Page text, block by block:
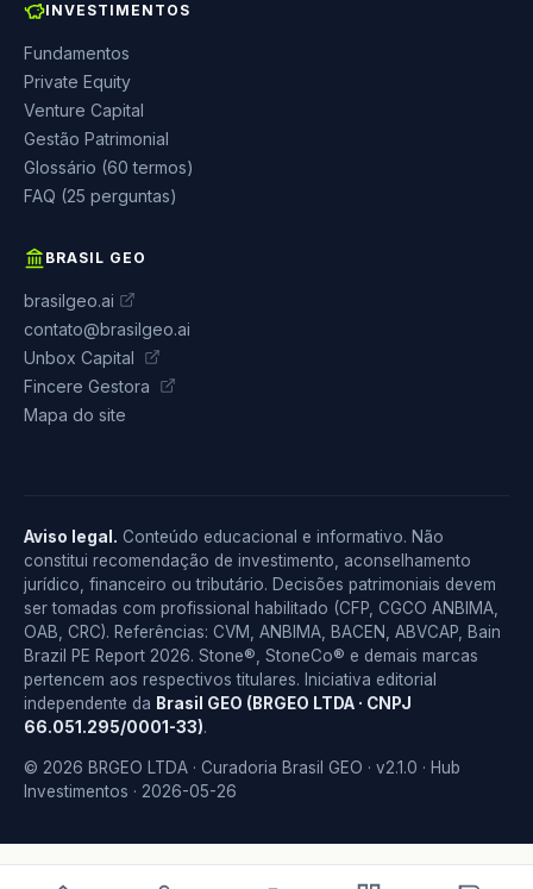
INVESTIMENTOS
Fundamentos
Private Equity
Venture Capital
Gestão Patrimonial
Glossário (60 termos)
FAQ (25 perguntas)
BRASIL GEO
brasilgeo.ai
contato@brasilgeo.ai
Unbox Capital
Fincere Gestora
Mapa do site
Aviso legal. Conteúdo educacional e informativo. Não
constitui recomendação de investimento, aconselhamento
jurídico, financeiro ou tributário. Decisões patrimoniais devem
ser tomadas com profissional habilitado (CFP, CGCO ANBIMA,
OAB, CRC). Referências: CVM, ANBIMA, BACEN, ABVCAP, Bain
Brazil PE Report 2026. Stone®, StoneCo® e demais marcas
pertencem aos respectivos titulares. Iniciativa editorial
independente da Brasil GEO (BRGEO LTDA · CNPJ
66.051.295/0001-33).
© 2026 BRGEO LTDA · Curadoria Brasil GEO · v2.1.0 · Hub
Investimentos · 2026-05-26